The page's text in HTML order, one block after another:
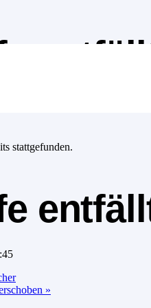
stattgefunden.
»